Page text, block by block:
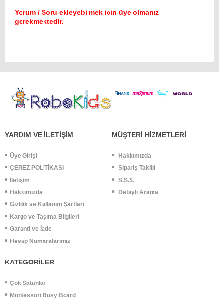
Yorum / Soru ekleyebilmek için üye olmanız
gerekmektedir.
YARDIM VE İLETİŞİM
Üye Girişi
ÇEREZ POLİTİKASI
İletişim
Hakkımızda
Gizlilik ve Kullanım Şartları
Kargo ve Taşıma Bilgileri
Garanti ve İade
Hesap Numaralarımız
MÜŞTERİ HİZMETLERİ
Hakkımızda
Sipariş Takibi
S.S.S.
Detaylı Arama
KATEGORİLER
Çok Satanlar
Montessori Busy Board